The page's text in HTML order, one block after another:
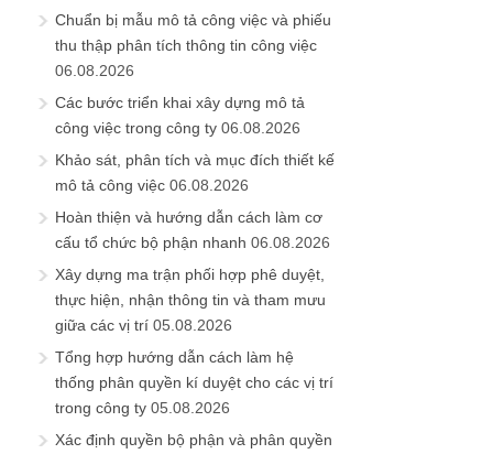
Chuẩn bị mẫu mô tả công việc và phiếu
thu thập phân tích thông tin công việc
06.08.2026
Các bước triển khai xây dựng mô tả
công việc trong công ty 06.08.2026
Khảo sát, phân tích và mục đích thiết kế
mô tả công việc 06.08.2026
Hoàn thiện và hướng dẫn cách làm cơ
cấu tổ chức bộ phận nhanh 06.08.2026
Xây dựng ma trận phối hợp phê duyệt,
thực hiện, nhận thông tin và tham mưu
giữa các vị trí 05.08.2026
Tổng hợp hướng dẫn cách làm hệ
thống phân quyền kí duyệt cho các vị trí
trong công ty 05.08.2026
Xác định quyền bộ phận và phân quyền